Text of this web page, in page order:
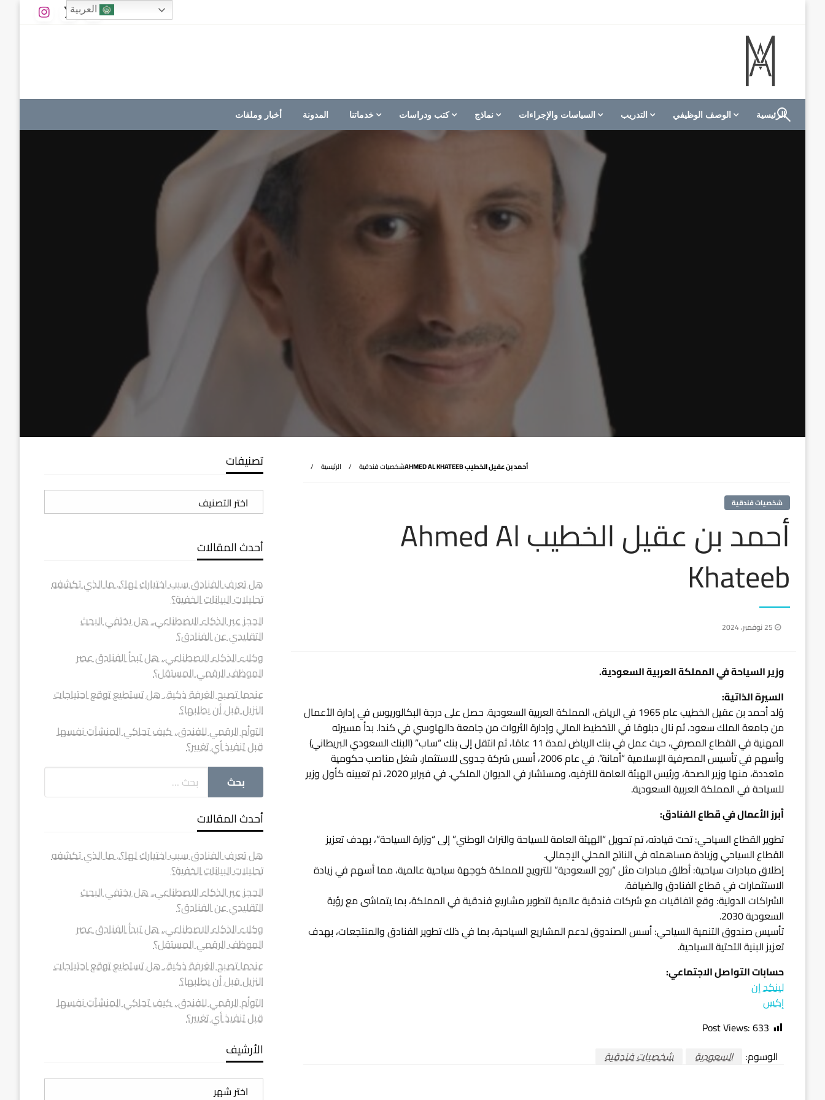
M A hotels | إم ايه هوتيلز
الموقع الأول للعاملين في الفنادق في العالم العربي
الرئيسية الوصف الوظيفي التدريب السياسات والإجراءات نماذج كتب ودراسات خدماتنا المدونة أخبار وملفات
الرئيسية شخصيات فندقية أحمد بن عقيل الخطيب AHMED AL KHATEEB
شخصيات فندقية
أحمد بن عقيل الخطيب Ahmed Al
Khateeb
نُشر
25 نوفمبر، 2024
وزير السياحة في المملكة العربية السعودية.
السيرة الذاتية:
وُلد أحمد بن عقيل الخطيب عام 1965 في الرياض، المملكة العربية السعودية. حصل على درجة البكالوريوس في إدارة الأعمال
من جامعة الملك سعود، ثم نال دبلومًا في التخطيط المالي وإدارة الثروات من جامعة دالهاوسي في كندا. بدأ مسيرته
المهنية في القطاع المصرفي، حيث عمل في بنك الرياض لمدة 11 عامًا، ثم انتقل إلى بنك “ساب” (البنك السعودي البريطاني)
وأسهم في تأسيس المصرفية الإسلامية “أمانة”. في عام 2006، أسس شركة جدوى للاستثمار. شغل مناصب حكومية
متعددة، منها وزير الصحة، ورئيس الهيئة العامة للترفيه، ومستشار في الديوان الملكي. في فبراير 2020، تم تعيينه كأول وزير
للسياحة في المملكة العربية السعودية.
أبرز الأعمال في قطاع الفنادق:
تطوير القطاع السياحي: تحت قيادته، تم تحويل “الهيئة العامة للسياحة والتراث الوطني” إلى “وزارة السياحة”، بهدف تعزيز
القطاع السياحي وزيادة مساهمته في الناتج المحلي الإجمالي.
إطلاق مبادرات سياحية: أطلق مبادرات مثل “روح السعودية” للترويج للمملكة كوجهة سياحية عالمية، مما أسهم في زيادة
الاستثمارات في قطاع الفنادق والضيافة.
الشراكات الدولية: وقع اتفاقيات مع شركات فندقية عالمية لتطوير مشاريع فندقية في المملكة، بما يتماشى مع رؤية
السعودية 2030.
تأسيس صندوق التنمية السياحي: أسس الصندوق لدعم المشاريع السياحية، بما في ذلك تطوير الفنادق والمنتجعات، بهدف
تعزيز البنية التحتية السياحية.
حسابات التواصل الاجتماعي:
لينكد إن
إكس
Post Views:633
الوسوم:
السعودية شخصيات فندقية
تصنيفات
تصنيفات
أحدث المقالات
هل تعرف الفنادق سبب اختيارك لها؟.. ما الذي تكشفه
تحليلات البيانات الخفية؟
الحجز عبر الذكاء الاصطناعي.. هل يختفي البحث
التقليدي عن الفنادق؟
وكلاء الذكاء الاصطناعي.. هل تبدأ الفنادق عصر
الموظف الرقمي المستقل؟
عندما تصبح الغرفة ذكية.. هل تستطيع توقع احتياجات
النزيل قبل أن يطلبها؟
التوأم الرقمي للفندق.. كيف تحاكي المنشآت نفسها
قبل تنفيذ أي تغيير؟
أحدث المقالات
هل تعرف الفنادق سبب اختيارك لها؟.. ما الذي تكشفه
تحليلات البيانات الخفية؟
الحجز عبر الذكاء الاصطناعي.. هل يختفي البحث
التقليدي عن الفنادق؟
وكلاء الذكاء الاصطناعي.. هل تبدأ الفنادق عصر
الموظف الرقمي المستقل؟
عندما تصبح الغرفة ذكية.. هل تستطيع توقع احتياجات
النزيل قبل أن يطلبها؟
التوأم الرقمي للفندق.. كيف تحاكي المنشآت نفسها
قبل تنفيذ أي تغيير؟
الأرشيف
الأرشيف
العربية